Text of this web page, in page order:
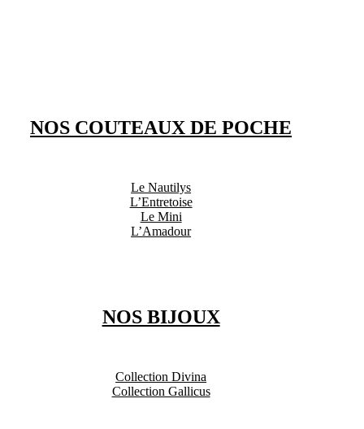
NOS COUTEAUX DE POCHE
Le Nautilys
L’Entretoise
Le Mini
L’Amadour
NOS BIJOUX
Collection Divina
Collection Gallicus